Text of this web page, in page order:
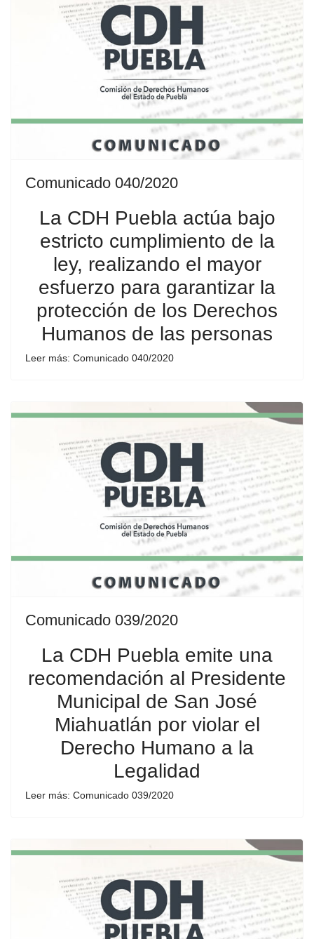
Comunicado 040/2020
La CDH Puebla actúa bajo
estricto cumplimiento de la
ley, realizando el mayor
esfuerzo para garantizar la
protección de los Derechos
Humanos de las personas
Leer más: Comunicado 040/2020
Comunicado 039/2020
La CDH Puebla emite una
recomendación al Presidente
Municipal de San José
Miahuatlán por violar el
Derecho Humano a la
Legalidad
Leer más: Comunicado 039/2020